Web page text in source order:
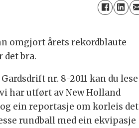
omgjort årets rekordblaute
det bra.
Gardsdrift nr. 8-2011 kan du lese
har utført av New Holland
og ein reportasje om korleis det
rundball med ein ekvipasje